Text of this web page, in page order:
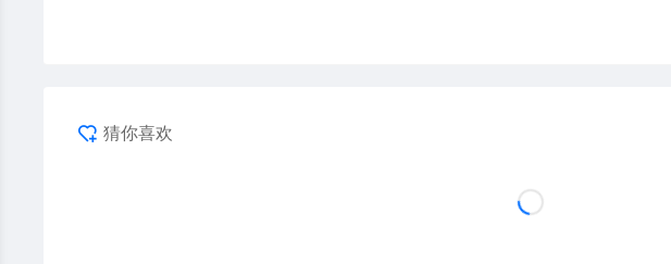
猜你喜欢